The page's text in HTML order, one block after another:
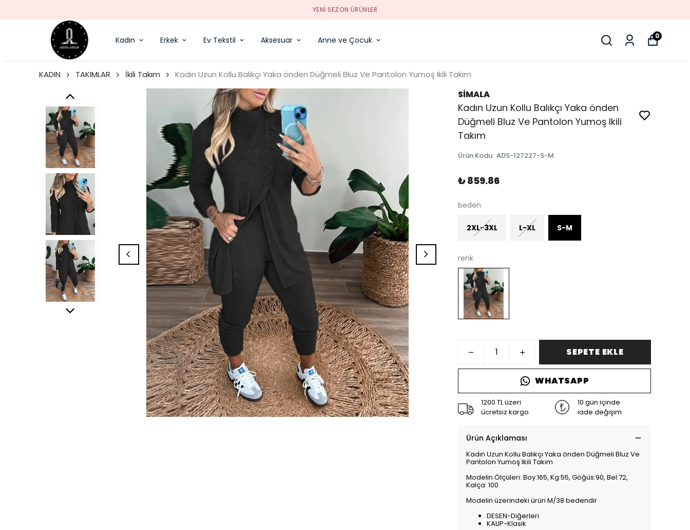
YENI SEZON ÜRÜNLER
Kadın Erkek Ev Tekstil Aksesuar Anne ve Çocuk 0
KADIN TAKIMLAR İkili Takım Kadın Uzun Kollu Balıkçı Yaka önden Düğmeli Bluz Ve Pantolon Yumoş Ikili Takım
SİMALA
Kadın Uzun Kollu Balıkçı Yaka önden
Düğmeli Bluz Ve Pantolon Yumoş Ikili
Takım
Ürün Kodu: ADS-127227-S-M
₺ 859.86
beden
2XL-3XL L-XL S-M
renk
SEPETE EKLE
WHATSAPP
1200 TL üzeri
ücretsiz kargo
10 gün içinde
iade değişim
Ürün Açıklaması
Kadın Uzun Kollu Balıkçı Yaka önden Düğmeli Bluz Ve
Pantolon Yumoş Ikili Takım
Modelin Ölçüleri: Boy:165, Kg:55, Göğüs:90, Bel:72,
Kalça: 100
Modelin üzerindeki ürün M/38 bedendir
DESEN-Diğerleri
KALIP-Klasik